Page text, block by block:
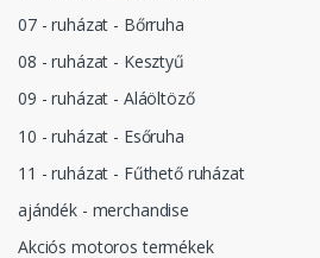
07 - ruházat - Bőrruha
08 - ruházat - Kesztyű
09 - ruházat - Aláöltöző
10 - ruházat - Esőruha
11 - ruházat - Fűthető ruházat
ajándék - merchandise
Akciós motoros termékek